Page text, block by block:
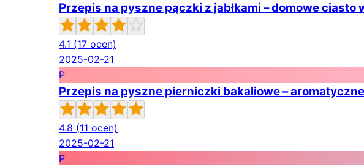
Przepis na pyszne pączki z jabłkami – domowe ciasto
4.1 (17 ocen)
2025-02-21
P
Przepis na pyszne pierniczki bakaliowe –
4.8 (11 ocen)
2025-02-21
P